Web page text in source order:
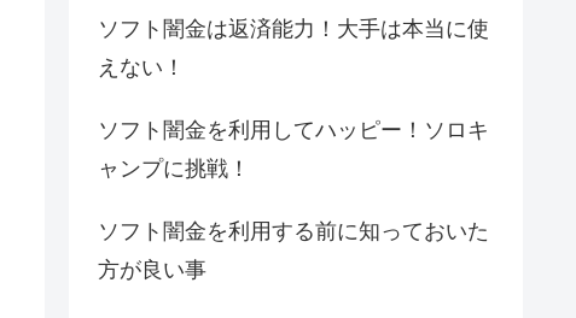
ソフト闇金は返済能力！大手は本当に使
えない！
ソフト闇金を利用してハッピー！ソロキ
ャンプに挑戦！
ソフト闇金を利用する前に知っておいた
方が良い事